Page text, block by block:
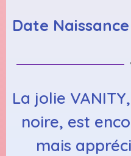
Date
La jolie
noire, est
mais